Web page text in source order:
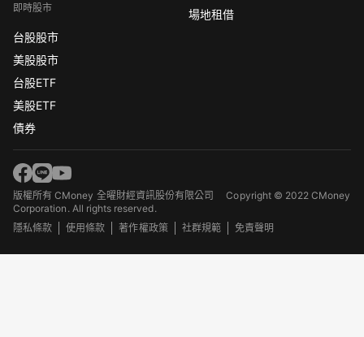
即時股市
台股股市
美股股市
台股ETF
美股ETF
債券
場地租借
版權所有 CMoney 全曜財經資訊股份有限公司Copyright © 2022 CMoney
Corporation. All rights reserved.
隱私條款
使用條款 著作權政策 社群規範 免責聲明